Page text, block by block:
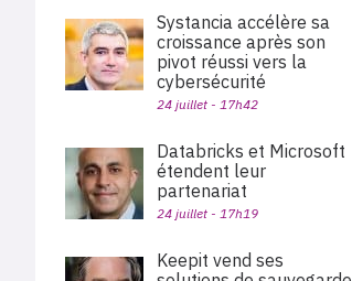
Systancia accélère sa
croissance après son
pivot réussi vers la
cybersécurité
24 juillet - 17h42
Databricks et Microsoft
étendent leur
partenariat
24 juillet - 17h19
Keepit vend ses